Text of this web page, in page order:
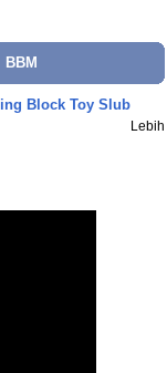
BBM
Block Toy Slub
Lebih